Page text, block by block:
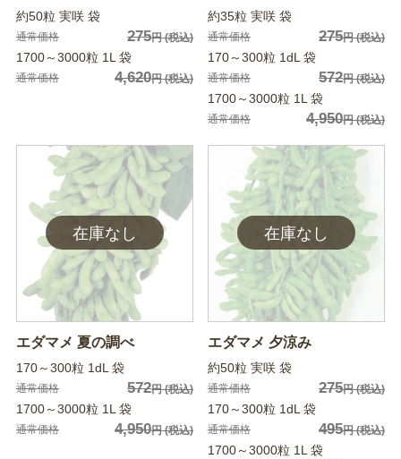
約50粒 実咲 袋
通常価格 275円(税込)
1700～3000粒 1L 袋
通常価格 4,620円(税込)
約35粒 実咲 袋
通常価格 275円(税込)
170～300粒 1dL 袋
通常価格 572円(税込)
1700～3000粒 1L 袋
通常価格 4,950円(税込)
エダマメ 夏の調べ
170～300粒 1dL 袋
通常価格 572円(税込)
1700～3000粒 1L 袋
通常価格 4,950円(税込)
エダマメ 夕涼み
約50粒 実咲 袋
通常価格 275円(税込)
170～300粒 1dL 袋
通常価格 495円(税込)
1700～3000粒 1L 袋